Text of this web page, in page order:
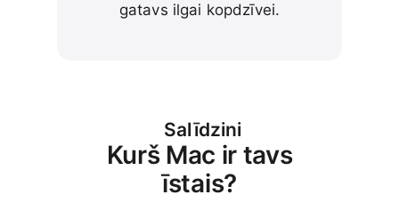
gatavs ilgai kopdzīvei.
Salīdzini
Kurš Mac ir tavs
īstais?